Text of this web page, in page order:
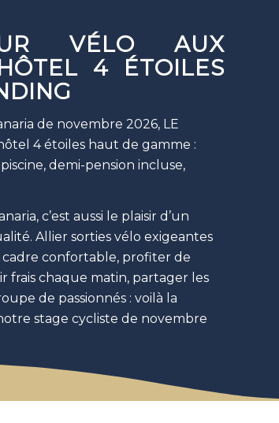
VÉLO AUX
4 ÉTOILES
de novembre 2026, LE
4 étoiles haut de gamme :
demi-pension incluse,
c’est aussi le plaisir d’un
Allier sorties vélo exigeantes
confortable, profiter de
frais chaque matin, partager les
de passionnés : voilà la
stage cycliste de novembre